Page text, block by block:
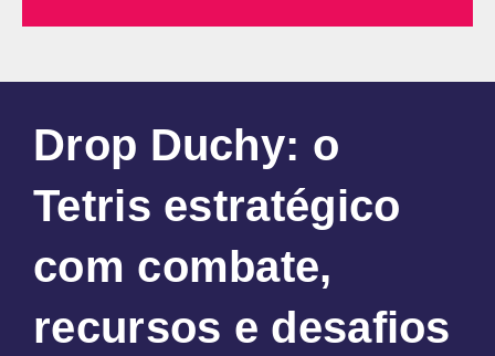
Drop Duchy: o
Tetris estratégico
com combate,
recursos e desafios